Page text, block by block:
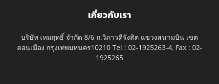
เกี่ยวกับเรา
บริษัท เหมฤทธิ์ จำกัด 8/6 ถ.วิภาวดีรังสิต แขวงสนามบิน เขต
ดอนเมือง กรุงเทพมหนคร10210 Tel : 02-1925263-4, Fax : 02-
1925265